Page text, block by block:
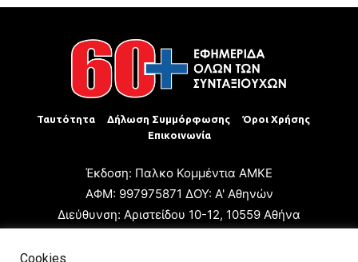
Ταυτότητα Δήλωση Συμμόρφωσης
Όροι Χρήσης
Επικοινωνία
Έκδοση: Παλκο Κομμέντια ΑΜΚΕ
ΑΦΜ: 997975871 ΔΟΥ: Α' Αθηνών
Διεύθυνση: Αριστείδου 10-12, 10559 Αθήνα
Cookies